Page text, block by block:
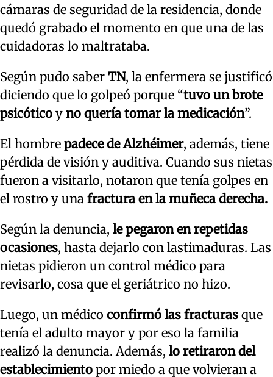
cámaras de seguridad de la residencia, donde
quedó grabado el momento en que una de las
cuidadoras lo maltrataba.
Según pudo saber TN, la enfermera se justificó
diciendo que lo golpeó porque “tuvo un brote
psicótico y no quería tomar la medicación”.
El hombre padece de Alzhéimer, además, tiene
pérdida de visión y auditiva. Cuando sus nietas
fueron a visitarlo, notaron que tenía golpes en
el rostro y una fractura en la muñeca derecha.
Según la denuncia, le pegaron en repetidas
ocasiones, hasta dejarlo con lastimaduras. Las
nietas pidieron un control médico para
revisarlo, cosa que el geriátrico no hizo.
Luego, un médico confirmó las fracturas que
tenía el adulto mayor y por eso la familia
realizó la denuncia. Además, lo retiraron del
establecimiento por miedo a que volvieran a